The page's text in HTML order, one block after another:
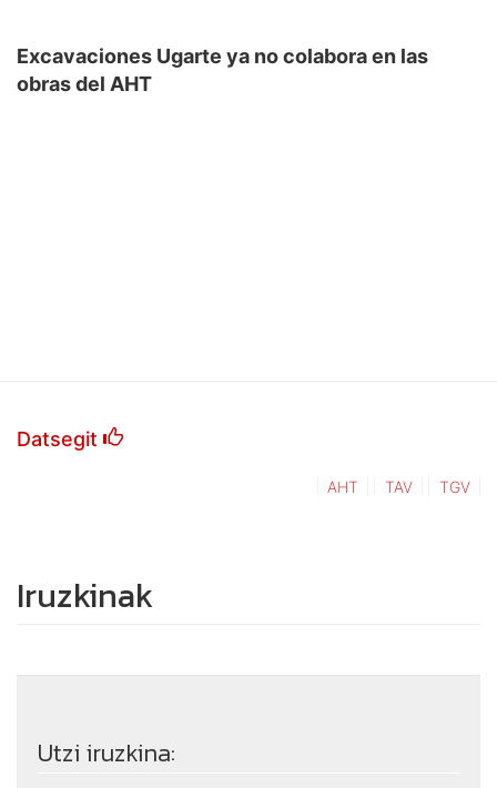
Excavaciones Ugarte ya no colabora en las
obras del AHT
Datsegit
AHT TAV TGV
Iruzkinak
Utzi iruzkina: